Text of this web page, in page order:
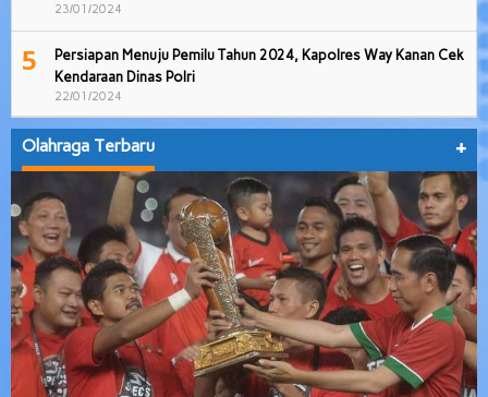
23/01/2024
5
Persiapan Menuju Pemilu Tahun 2024, Kapolres Way Kanan Cek
Kendaraan Dinas Polri
22/01/2024
Olahraga Terbaru +